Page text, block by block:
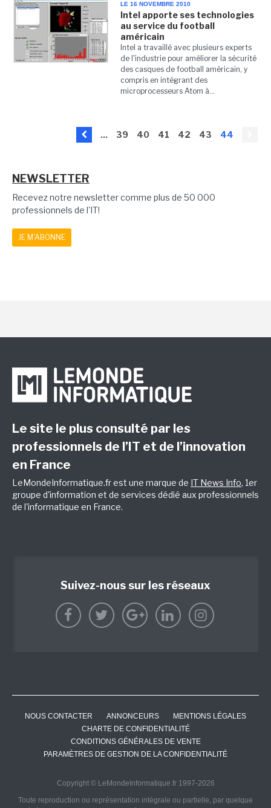
LE 16 NOVEMBRE 2010
Intel apporte ses technologies
au service du football
américain
Intel a travaillé avec plusieurs experts
de l'industrie pour améliorer la sécurité
des casques de football américain, y
compris en intégrant des
microprocesseurs Atom à...
... 39 40 41 42 43 44
NEWSLETTER
Recevez notre newsletter comme plus de 50 000
professionnels de l'IT!
JE M'ABONNE
Le site le plus consulté par les
professionnels de l’IT et de l’innovation
en France
LeMondeInformatique.fr est une marque de IT News Info, 1er
groupe d'information et de services dédié aux professionnels
de l'informatique en France.
Suivez-nous sur les réseaux
NOUS CONTACTER ANNONCEURS
MENTIONS LÉGALES
CHARTE DE CONFIDENTIALITÉ
CONDITIONS GÉNÉRALES DE VENTE
PARAMÈTRES DE GESTION DE LA CONFIDENTIALITÉ
Copyright © LeMondeInformatique.fr 1997-2026
Toute reproduction ou représentation intégrale ou partielle, par quelque